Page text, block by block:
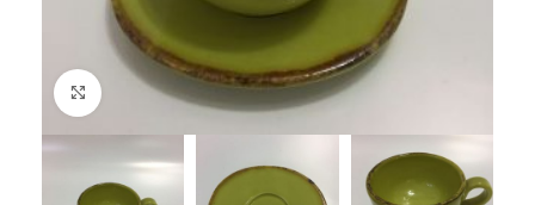
Click to enlarge